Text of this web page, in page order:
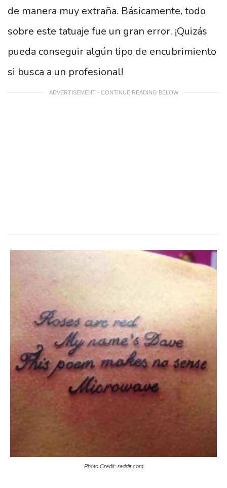
de manera muy extraña. Básicamente, todo
sobre este tatuaje fue un gran error. ¡Quizás
pueda conseguir algún tipo de encubrimiento
si busca a un profesional!
ADVERTISEMENT - CONTINUE READING BELOW
Photo Credit: reddit.com